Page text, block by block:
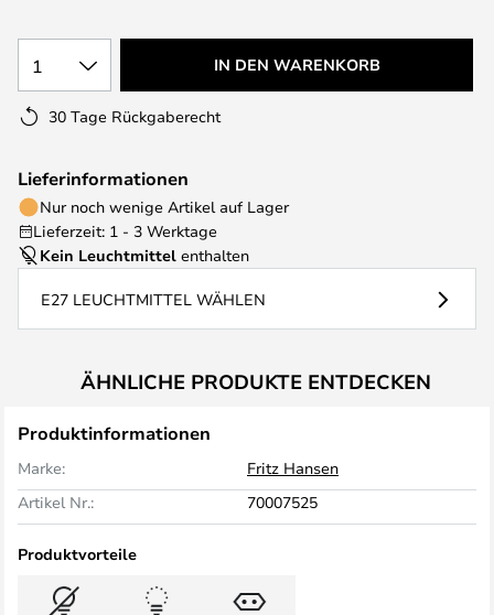
1 IN DEN WARENKORB
30 Tage Rückgaberecht
Lieferinformationen
Nur noch wenige Artikel auf Lager
Lieferzeit: 1 - 3 Werktage
Kein Leuchtmittel enthalten
E27 LEUCHTMITTEL WÄHLEN
ÄHNLICHE PRODUKTE ENTDECKEN
Produktinformationen
Marke:
Fritz Hansen
Artikel Nr.:
70007525
Produktvorteile